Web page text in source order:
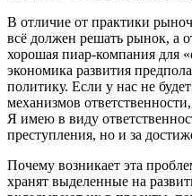
В отличие от практики
всё должен решать рынок, а
хорошая пиар-компания для
экономика развития
политику. Если у нас не
механизмов
Я имею в виду
преступления, но и за
Почему возникает эта
хранят выделенные на